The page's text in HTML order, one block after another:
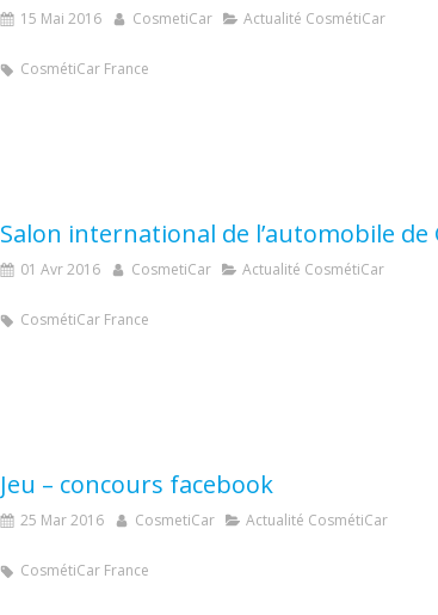
15 Mai 2016 CosmetiCar Actualité CosmétiCar
CosmétiCar France
Salon international de l’automobile de
01 Avr 2016 CosmetiCar Actualité CosmétiCar
CosmétiCar France
Jeu – concours facebook
25 Mar 2016 CosmetiCar Actualité CosmétiCar
CosmétiCar France